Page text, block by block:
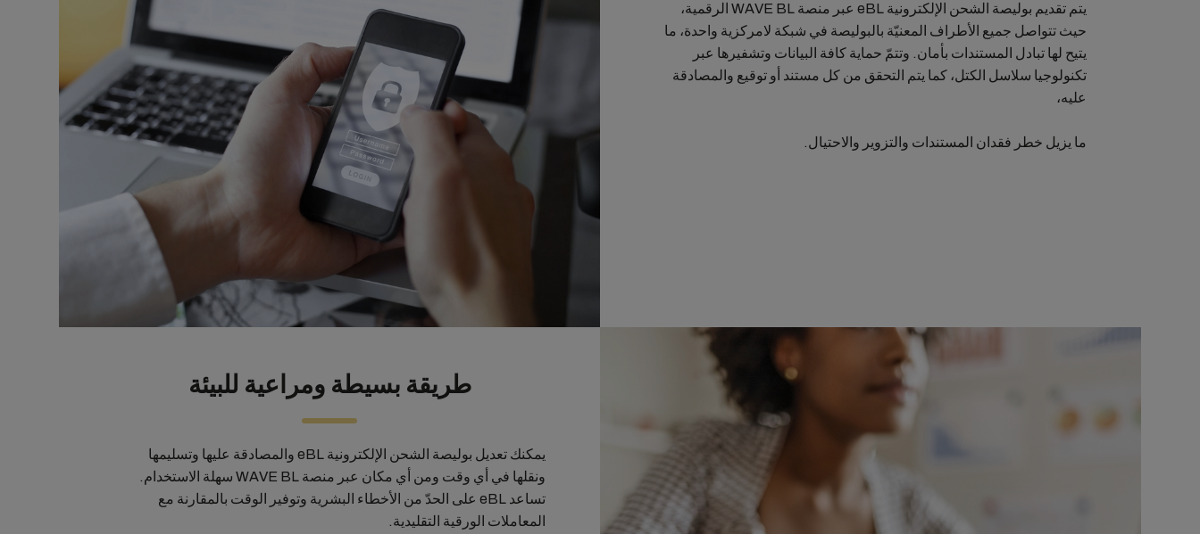
يتم تقديم بوليصة الشحن الإلكترونية eBL عبر منصة WAVE BL الرقمية
،
حيث تتواصل جميع الأطراف المعنيّة بالبوليصة في شبكة لامركزية واحدة، ما
يتيح لها تبادل المستندات بأمان. وتتمّ حماية كافة البيانات وتشفيرها عبر
تكنولوجيا سلاسل الكتل، كما يتم التحقق من كل مستند أو توقيع والمصادقة
عليه،
ما يزيل خطر فقدان المستندات والتزوير والاحتيال.
طريقة بسيطة ومراعية للبيئة
يمكنك تعديل بوليصة الشحن الإلكترونية eBL والمصادقة عليها وتسليمها
ونقلها في أي وقت ومن أي مكان عبر منصة WAVE BL سهلة الاستخدام.
تساعد eBL على الحدّ من الأخطاء البشرية وتوفير الوقت بالمقارنة مع
المعاملات الورقية التقليدية.